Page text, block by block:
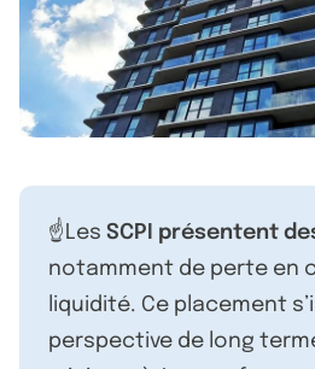
☝️Les SCPI présentent
notamment de perte en
liquidité. Ce placement
perspective de long